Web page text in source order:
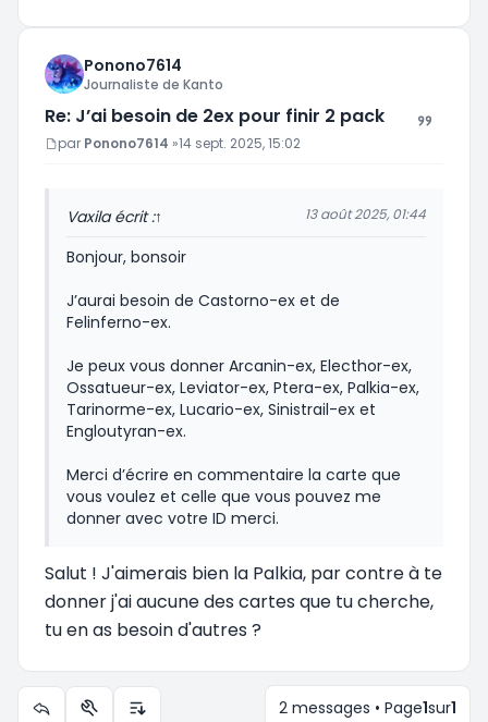
Ponono7614
Journaliste de Kanto
Re: J’ai besoin de 2ex pour finir 2 pack
Message
par Ponono7614 »14 sept. 2025, 15:02
Vaxila écrit :↑ 13 août 2025, 01:44
Bonjour, bonsoir
J’aurai besoin de Castorno-ex et de
Felinferno-ex.
Je peux vous donner Arcanin-ex, Electhor-ex,
Ossatueur-ex, Leviator-ex, Ptera-ex, Palkia-ex,
Tarinorme-ex, Lucario-ex, Sinistrail-ex et
Engloutyran-ex.
Merci d’écrire en commentaire la carte que
vous voulez et celle que vous pouvez me
donner avec votre ID merci.
Salut ! J'aimerais bien la Palkia, par contre à te
donner j'ai aucune des cartes que tu cherche,
tu en as besoin d'autres ?
Outils du sujetOptions d’affichage et de tri2 messages • Page1sur1